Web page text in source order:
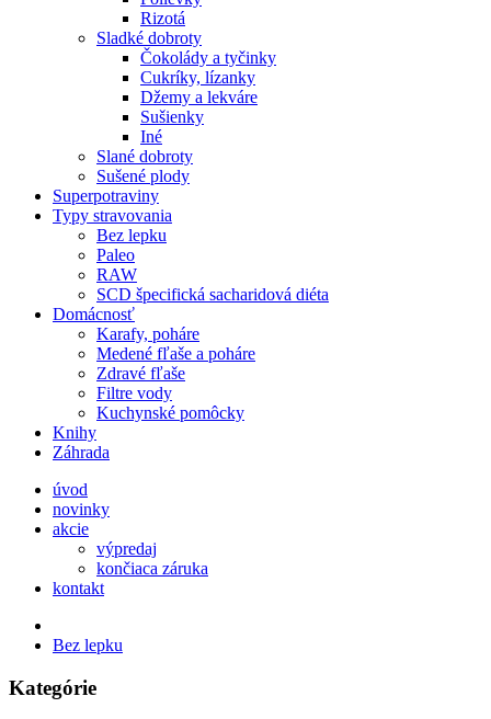
Rizotá
Sladké dobroty
Čokolády a tyčinky
Cukríky, lízanky
Džemy a lekváre
Sušienky
Iné
Slané dobroty
Sušené plody
Superpotraviny
Typy stravovania
Bez lepku
Paleo
RAW
SCD špecifická sacharidová diéta
Domácnosť
Karafy, poháre
Medené fľaše a poháre
Zdravé fľaše
Filtre vody
Kuchynské pomôcky
Knihy
Záhrada
úvod
novinky
akcie
výpredaj
končiaca záruka
kontakt
Bez lepku
Kategórie